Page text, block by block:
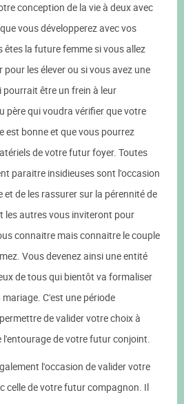
conception de la vie à deux avec
vous développerez avec vos
la future femme si vous allez
les élever ou si vous avez une
être un frein à leur
père qui voudra vérifier que votre
est bonne et que vous pourrez
de votre futur foyer. Toutes
paraitre insidieuses sont l'occasion
de les rassurer sur la pérennité de
les autres vous inviteront pour
connaitre mais connaitre le couple
Vous devenez ainsi une entité
de tous qui bientôt va formaliser
C'est une période
de valider votre choix à
de votre futur conjoint.
l'occasion de valider votre
celle de votre futur compagnon. Il